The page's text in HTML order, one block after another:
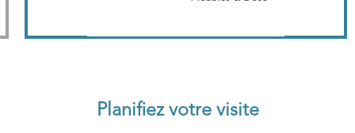
Planifiez votre visite